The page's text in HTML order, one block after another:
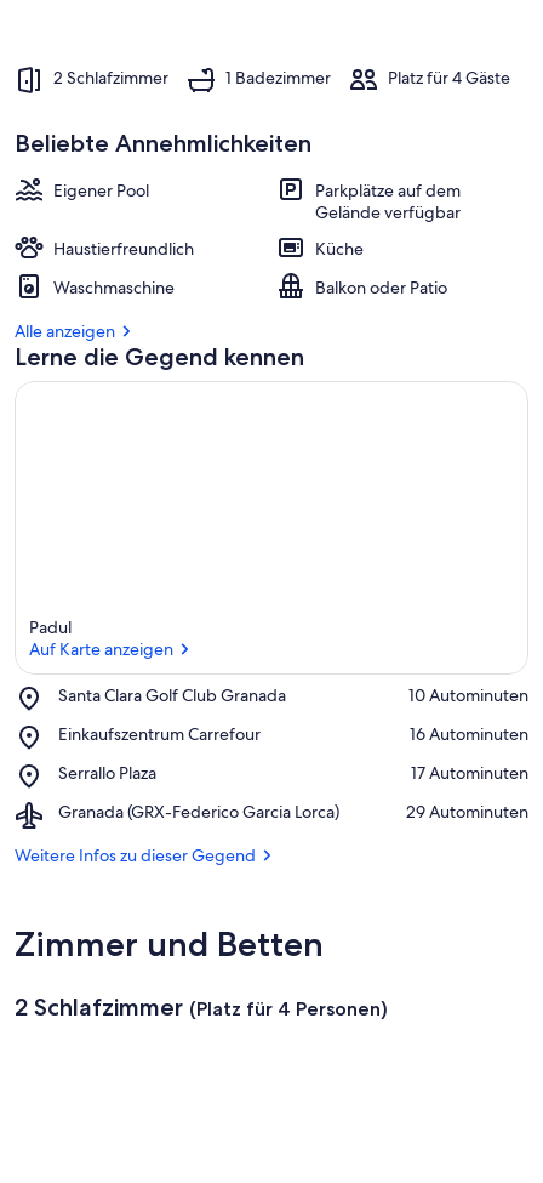
2 Schlafzimmer 1 Badezimmer Platz für 4 Gäste
Beliebte Annehmlichkeiten
Eigener Pool
Parkplätze auf dem
Gelände verfügbar
Haustierfreundlich
Küche
Waschmaschine
Balkon oder Patio
Alle anzeigen
Lerne die Gegend kennen
Padul
Auf Karte anzeigen
Santa Clara Golf Club Granada
Place,
Clara
Club
Granada
‪10 Autominuten‬
Einkaufszentrum Carrefour
Place,
Carrefour
‪16 Autominuten‬
Serrallo Plaza
Place,
Plaza
‪17 Autominuten‬
Granada (GRX-Federico Garcia Lorca)
Airport,
(GRX-
‪29 Autominuten‬
Weitere Infos zu dieser Gegend
Zimmer und Betten
2 Schlafzimmer (Platz für 4 Personen)